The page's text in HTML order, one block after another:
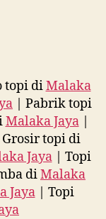
topi diMalaka
| Pabrik topi
Malaka Jaya|
topi di
Jaya| Topi
diMalaka
Jaya| Topi